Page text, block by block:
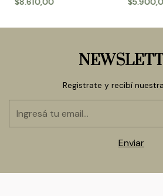
Registrate y recibí